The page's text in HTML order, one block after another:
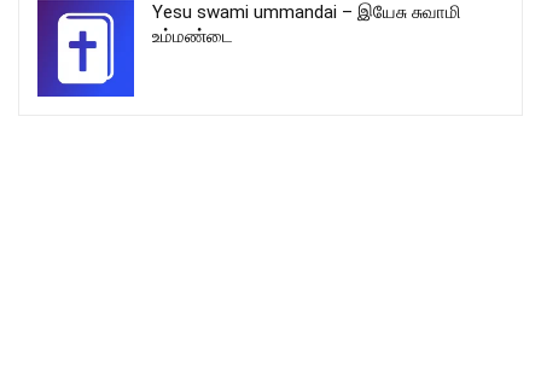
Yesu swami ummandai – இயேசு சுவாமி
உம்மண்டை